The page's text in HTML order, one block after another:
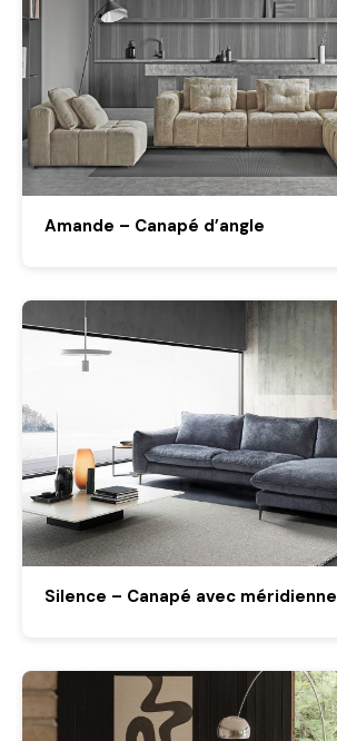
Amande – Canapé d’angle
Silence – Canapé avec méridienne